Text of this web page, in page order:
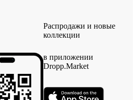
Распродажи и новые
коллекции
в приложении
Dropp.Market